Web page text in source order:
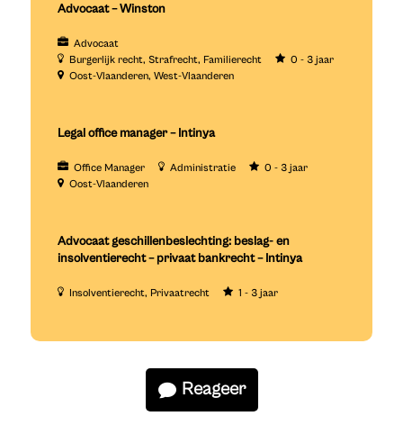
Advocaat – Winston
Advocaat
Burgerlijk recht Strafrecht Familierecht
0 - 3 jaar
Oost-Vlaanderen West-Vlaanderen
Legal office manager – Intinya
Office Manager Administratie
0 - 3 jaar
Oost-Vlaanderen
Advocaat geschillenbeslechting: beslag- en
insolventierecht – privaat bankrecht – Intinya
Insolventierecht Privaatrecht 1 - 3 jaar
Reageer